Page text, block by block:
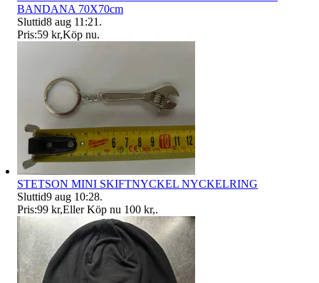
BANDANA 70X70cm
Sluttid8 aug 11:21 .
Pris:59 kr,Köp nu.
STETSON MINI SKIFTNYCKEL NYCKELRING
Sluttid9 aug 10:28.
Pris:99 kr,Eller Köp nu 100 kr,.